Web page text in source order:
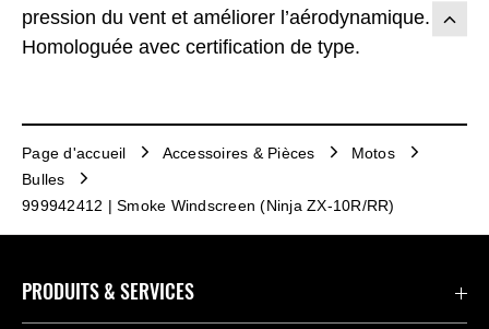
pression du vent et améliorer l’aérodynamique.
Homologuée avec certification de type.
Page d'accueil Accessoires & Pièces
Motos
Bulles
999942412 | Smoke Windscreen (Ninja ZX-10R/RR)
PRODUITS & SERVICES